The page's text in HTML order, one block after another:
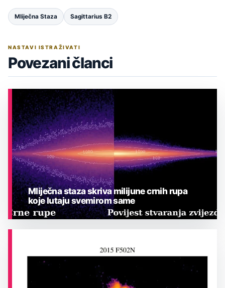
Mliječna Staza Sagittarius B2
NASTAVI ISTRAŽIVATI
Povezani članci
Mliječna staza skriva milijune crnih rupa
koje lutaju svemirom same